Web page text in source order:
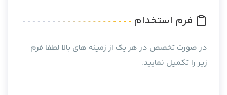
فرم استخدام
در صورت تخصص در هر یک از زمینه های بالا لطفا فرم
زیر را تکمیل نمایید.